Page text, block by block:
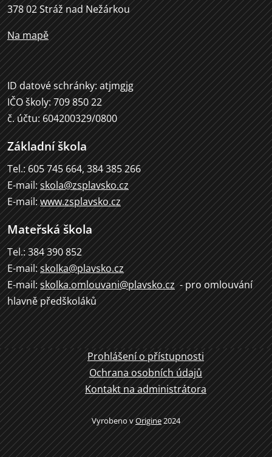
378 02 Stráž nad Nežárkou
Na mapě
ID datové schránky: atjmgjg
IČO školy: 709 850 22
č. účtu: 604200329/0800
Základní škola
Tel.: 605 745 664, 384 385 266
E-mail: skola@zsplavsko.cz
E-mail: www.zsplavsko.cz
Mateřská škola
Tel.: 384 390 852
E-mail: skolka@plavsko.cz
E-mail: skolka.omlouvani@plavsko.cz - pro omlouvání
hlavně předškoláků
Prohlášení o přístupnosti
Ochrana osobních údajů
Kontakt na administrátora
Vyrobeno vOrigine2024